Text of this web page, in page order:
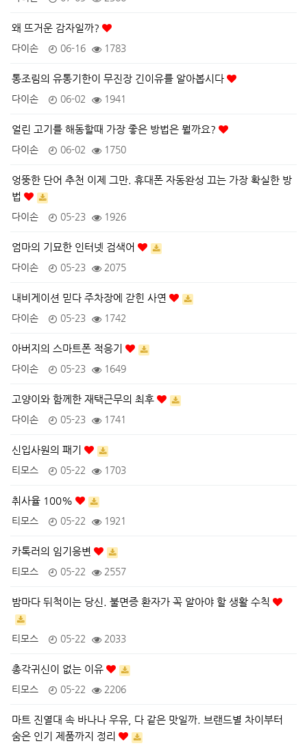
왜 뜨거운 감자일까?
다이손 06-16 1783
통조림의 유통기한이 무진장 긴이유를 알아봅시다
다이손 06-02 1941
얼린 고기를 해동할때 가장 좋은 방법은 뭘까요?
다이손 06-02 1750
엉뚱한 단어 추천 이제 그만. 휴대폰 자동완성 끄는 가장 확실한 방
법
다이손 05-23 1926
엄마의 기묘한 인터넷 검색어
다이손 05-23 2075
내비게이션 믿다 주차장에 갇힌 사연
다이손 05-23 1742
아버지의 스마트폰 적응기
다이손 05-23 1649
고양이와 함께한 재택근무의 최후
다이손 05-23 1741
신입사원의 패기
티모스 05-22 1703
취사율 100%
티모스 05-22 1921
카톡러의 임기응변
티모스 05-22 2557
밤마다 뒤척이는 당신. 불면증 환자가 꼭 알아야 할 생활 수칙
티모스 05-22 2033
총각귀신이 없는 이유
티모스 05-22 2206
마트 진열대 속 바나나 우유, 다 같은 맛일까. 브랜드별 차이부터
숨은 인기 제품까지 정리